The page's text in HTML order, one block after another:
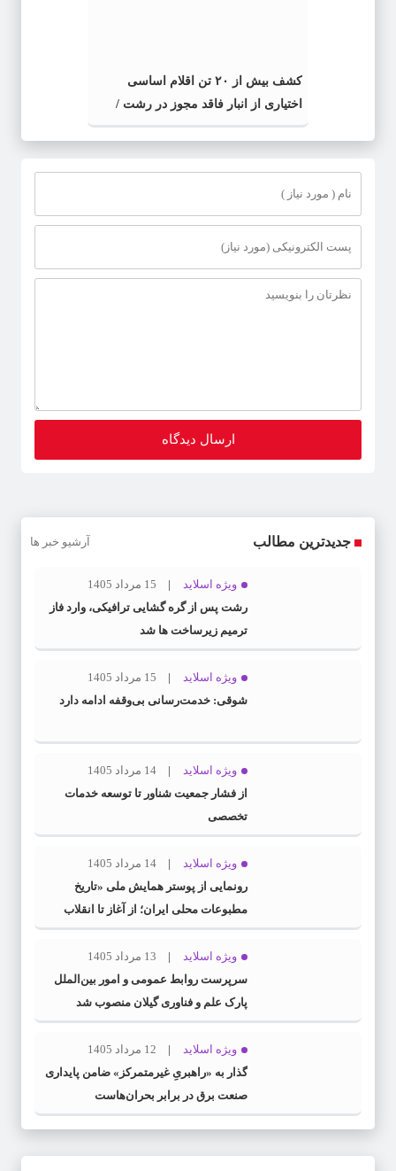
کشف بیش از ۲۰ تن اقلام اساسی
اختیاری از انبار فاقد مجوز در رشت /
کشف بیش از ۲ تن اقلام تاریخ مصرف
جدیدترین مطالب آرشیو خبر ها
ویژه اسلاید
15 مرداد 1405
رشت پس از گره گشایی ترافیکی، وارد فاز
ترمیم زیرساخت ها شد
ویژه اسلاید
15 مرداد 1405
شوقی: خدمت‌رسانی بی‌وقفه ادامه دارد
ویژه اسلاید
14 مرداد 1405
از فشار جمعیت شناور تا توسعه خدمات
تخصصی
ویژه اسلاید
14 مرداد 1405
رونمایی از پوستر همایش ملی «تاریخ
مطبوعات محلی ایران؛ از آغاز تا انقلاب
اسلامی» در گیلان
ویژه اسلاید
13 مرداد 1405
سرپرست روابط عمومی و امور بین‌الملل
پارک علم و فناوری گیلان منصوب شد
ویژه اسلاید
12 مرداد 1405
گذار به «راهبریِ غیرمتمرکز» ضامن پایداری
صنعت برق در برابر بحران‌هاست